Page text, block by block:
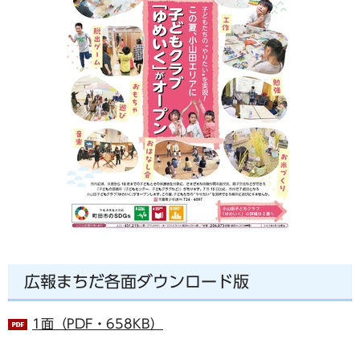
広報まちだ各面ダウンロード版
1面（PDF・658KB）